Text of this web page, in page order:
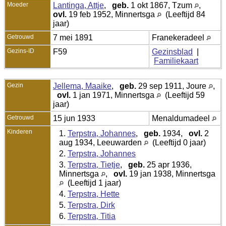
Moeder Lantinga, Attje, geb. 1 okt 1867, Tzum
,
ovl. 19 feb 1952, Minnertsga
(Leeftijd 84
jaar)
Getrouwd 7 mei 1891 Franekeradeel
Gezins-ID F59 Gezinsblad
Familiekaart
Gezin Jellema, Maaike, geb. 29 sep 1911, Joure
,
ovl. 1 jan 1971, Minnertsga
(Leeftijd 59
jaar)
Getrouwd 15 jun 1933 Menaldumadeel
Kinderen 1. Terpstra, Johannes, geb. 1934, ovl. 2
aug 1934, Leeuwarden
(Leeftijd 0 jaar)
2. Terpstra, Johannes
3. Terpstra, Tietje, geb. 25 apr 1936,
Minnertsga
, ovl. 19 jan 1938, Minnertsga
(Leeftijd 1 jaar)
4. Terpstra, Hette
5. Terpstra, Dirk
6. Terpstra, Titia